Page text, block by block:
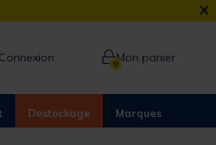
×
Connexion 0Mon panier
Destockage Marques